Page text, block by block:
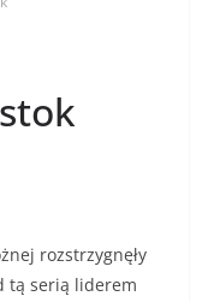
rozstrzygnęły
tą serią liderem